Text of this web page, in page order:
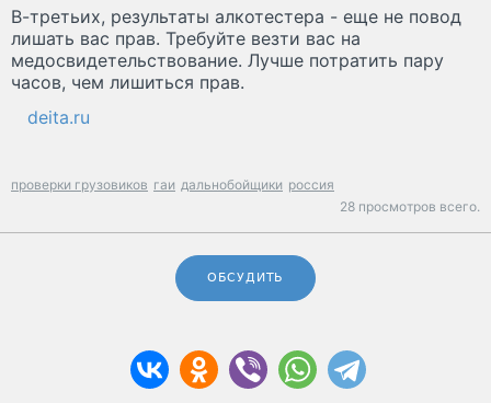
В-третьих, результаты алкотестера - еще не повод
лишать вас прав. Требуйте везти вас на
медосвидетельствование. Лучше потратить пару
часов, чем лишиться прав.
deita.ru
проверки грузовиков гаи дальнобойщики россия
28 просмотров всего.
ОБСУДИТЬ